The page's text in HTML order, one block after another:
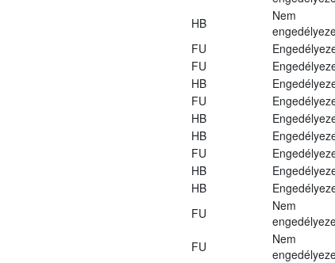
HB
Nem
FU
FU
HB
FU
HB
HB
FU
HB
HB
FU
Nem
FU
Nem